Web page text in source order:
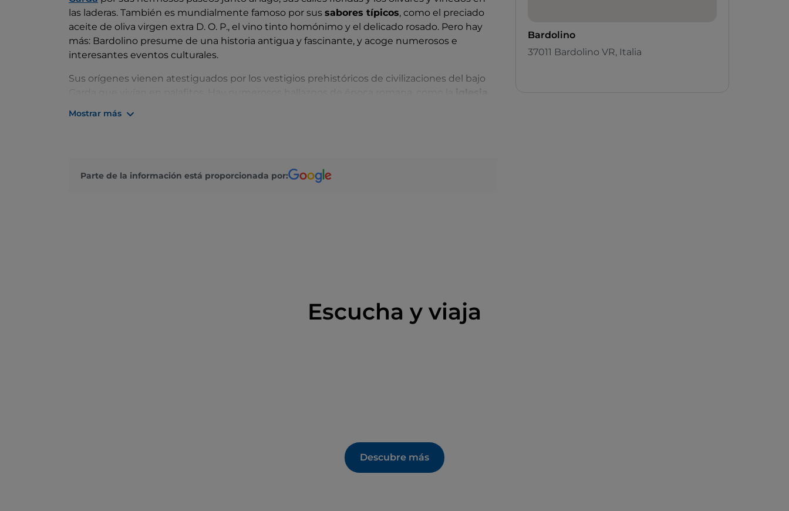
las laderas. También es mundialmente famoso por sus sabores típicos, como el preciado
aceite de oliva virgen extra D. O. P., el vino tinto homónimo y el delicado rosado. Pero hay
más: Bardolino presume de una historia antigua y fascinante, y acoge numerosos e
interesantes eventos culturales.
Sus orígenes vienen atestiguados por los vestigios prehistóricos de civilizaciones del bajo
iglesia
patrimonio gastronómico y cultural de la zona. No te pierdas tampoco la
Mostrar más
Parte de la información está proporcionada por:
Bardolino
37011 Bardolino VR, Italia
Escucha y viaja
Descubre más